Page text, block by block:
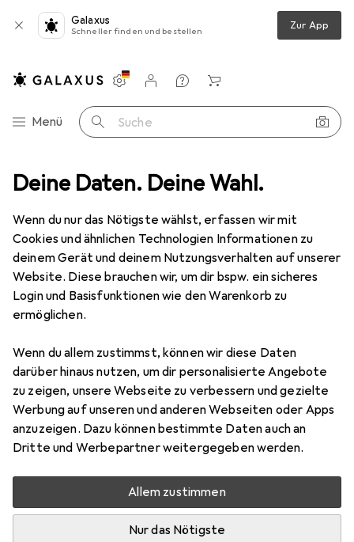
Deine Daten. Deine Wahl.
Wenn du nur das Nötigste wählst, erfassen wir mit
Cookies und ähnlichen Technologien Informationen zu
deinem Gerät und deinem Nutzungsverhalten auf unserer
Website. Diese brauchen wir, um dir bspw. ein sicheres
Login und Basisfunktionen wie den Warenkorb zu
ermöglichen.
Wenn du allem zustimmst, können wir diese Daten
darüber hinaus nutzen, um dir personalisierte Angebote
zu zeigen, unsere Webseite zu verbessern und gezielte
Werbung auf unseren und anderen Webseiten oder Apps
anzuzeigen. Dazu können bestimmte Daten auch an
Dritte und Werbepartner weitergegeben werden.
Allem zustimmen
Nur das Nötigste
Galaxus
Schneller finden und bestellen Zur App
Navigation nach Kategorien
Menü Suche
Einstellungen
Kundenkonto
Vergleichslisten
Merklisten
Warenkorb
Fragen zum Produkt Funktioniert dieses RAM Modul mit dem AS...
EUR
1057,99
Kingston
FURY Beast
2 x 32GB, 6000 MHz, DDR5-RAM, DIMM
Frage zu Kingston FURY Beast
VerliebterJediy15 0
Funktioniert dieses RAM Modul mit dem ASUS TUF
GAMING B650-PLUS
gaming-b650-plus-am5-amd-b650-atx-mainboard-